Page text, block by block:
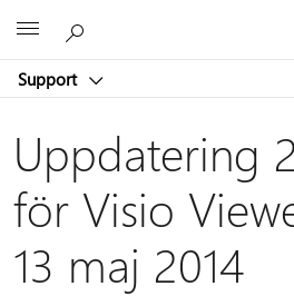
Support
Uppdatering
för Visio
13 maj 2014